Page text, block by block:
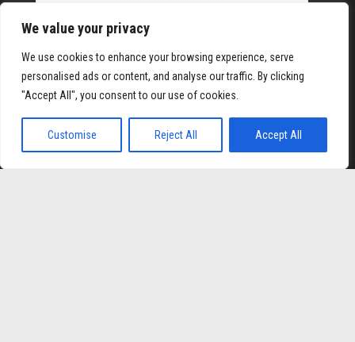
We value your privacy
We use cookies to enhance your browsing experience, serve
personalised ads or content, and analyse our traffic. By clicking
"Accept All", you consent to our use of cookies.
Customise Reject All Accept All